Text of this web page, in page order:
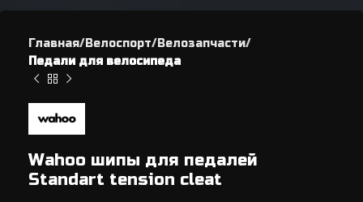
Главная Велоспорт
Велозапчасти
Педали для велосипеда
Wahoo шипы для педалей
Standart tension cleat